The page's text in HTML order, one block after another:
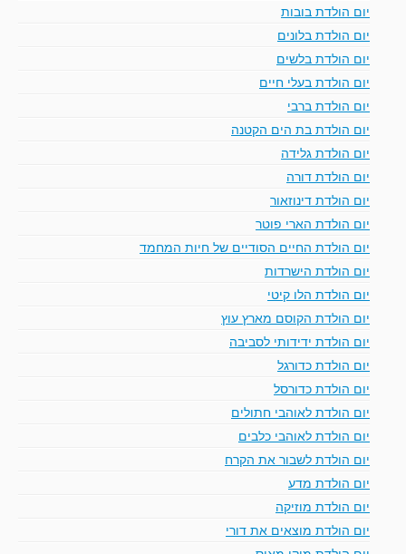
יום הולדת בובות
יום הולדת בלונים
יום הולדת בלשים
יום הולדת בעלי חיים
יום הולדת ברבי
יום הולדת בת הים הקטנה
יום הולדת גלידה
יום הולדת דורה
יום הולדת דינוזאור
יום הולדת הארי פוטר
יום הולדת החיים הסודיים של חיות המחמד
יום הולדת הישרדות
יום הולדת הלו קיטי
יום הולדת הקוסם מארץ עוץ
יום הולדת ידידותי לסביבה
יום הולדת כדורגל
יום הולדת כדורסל
יום הולדת לאוהבי חתולים
יום הולדת לאוהבי כלבים
יום הולדת לשבור את הקרח
יום הולדת מדע
יום הולדת מוזיקה
יום הולדת מוצאים את דורי